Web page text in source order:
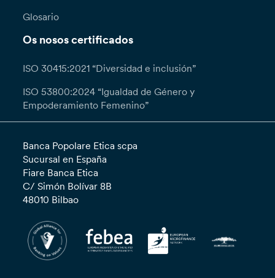
Glosario
Os nosos certificados
ISO 30415:2021 “Diversidad e inclusión”
ISO 53800:2024 “Igualdad de Género y
Empoderamiento Femenino”
Banca Popolare Etica scpa
Sucursal en España
Fiare Banca Etica
C/ Simón Bolívar 8B
48010 Bilbao